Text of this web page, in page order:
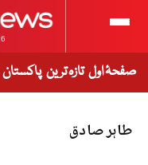
صفحۂ اول تازہ ترین پاکستان
طاہر صادق